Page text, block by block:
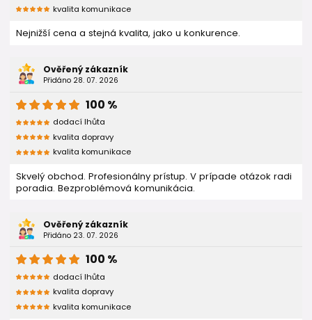
Nejnižší cena a stejná kvalita, jako u konkurence.
kvalita komunikace
Ověřený zákazník
Přidáno 28. 07. 2026
Skvelý obchod. Profesionálny prístup. V prípade otázok radi
poradia. Bezproblémová komunikácia.
100 %
dodací lhůta
kvalita dopravy
kvalita komunikace
Ověřený zákazník
Přidáno 23. 07. 2026
100 %
dodací lhůta
kvalita dopravy
kvalita komunikace